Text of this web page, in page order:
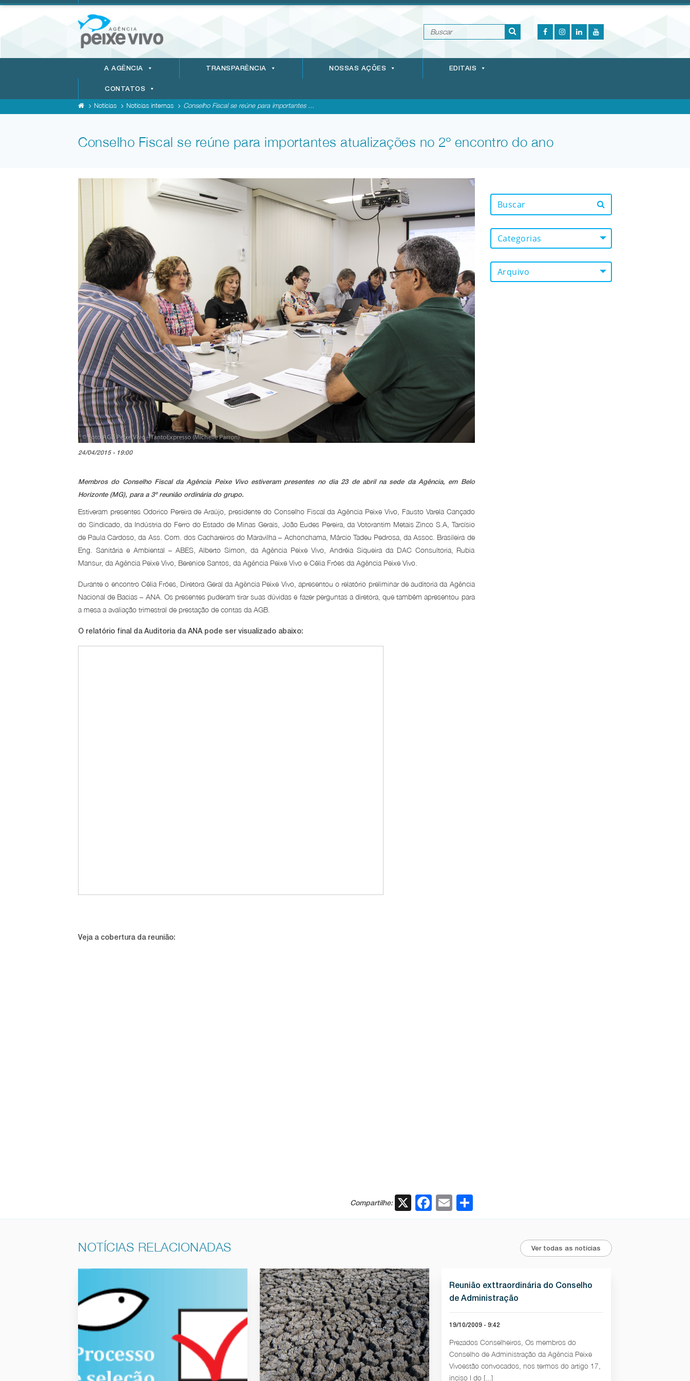
A AGÊNCIA TRANSPARÊNCIA NOSSAS AÇÕES EDITAIS
CONTATOS
Notícias Notícias internas Conselho Fiscal se reúne para importantes ...
Conselho Fiscal se reúne para importantes atualizações no 2º encontro do ano
24/04/2015 - 19:00
Membros do Conselho Fiscal da Agência Peixe Vivo estiveram presentes no dia 23 de abril na sede da Agência, em Belo
Horizonte (MG), para a 3º reunião ordinária do grupo.
Estiveram presentes Odorico Pereira de Araújo, presidente do Conselho Fiscal da Agência Peixe Vivo, Fausto Varela Cançado
do Sindicado, da Indústria do Ferro do Estado de Minas Gerais, João Eudes Pereira, da Votorantim Metais Zinco S.A, Tarcísio
de Paula Cardoso, da Ass. Com. dos Cachareiros do Maravilha – Achonchama, Márcio Tadeu Pedrosa, da Assoc. Brasileira de
Eng. Sanitária e Ambiental – ABES, Alberto Simon, da Agência Peixe Vivo, Andréia Siqueira da DAC Consultoria, Rubia
Mansur, da Agência Peixe Vivo, Berenice Santos, da Agência Peixe Vivo e Célia Fróes da Agência Peixe Vivo.
Durante o encontro Célia Fróes, Diretora Geral da Agência Peixe Vivo, apresentou o relatório preliminar de auditoria da Agência
Nacional de Bacias – ANA. Os presentes puderam tirar suas dúvidas e fazer perguntas a diretora, que também apresentou para
a mesa a avaliação trimestral de prestação de contas da AGB.
O relatório final da Auditoria da ANA pode ser visualizado abaixo:
Veja a cobertura da reunião:
Compartilhe: X Facebook
EmailShare
Categorias
Arquivo
NOTÍCIAS RELACIONADAS Ver todas as notícias
Reunião exttraordinária do Conselho
de Administração
19/10/2009 - 9:42
Prezados Conselheiros, Os membros do
Conselho de Administração da Agência Peixe
Vivoestão convocados, nos termos do artigo 17,
inciso I do [...]